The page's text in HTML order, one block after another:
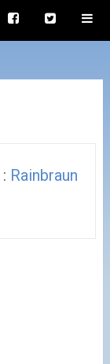
Rainbraun